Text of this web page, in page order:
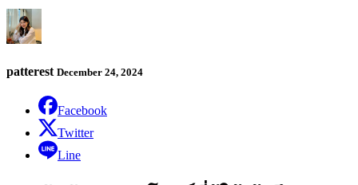
patterest December 24, 2024
Facebook
Twitter
Line